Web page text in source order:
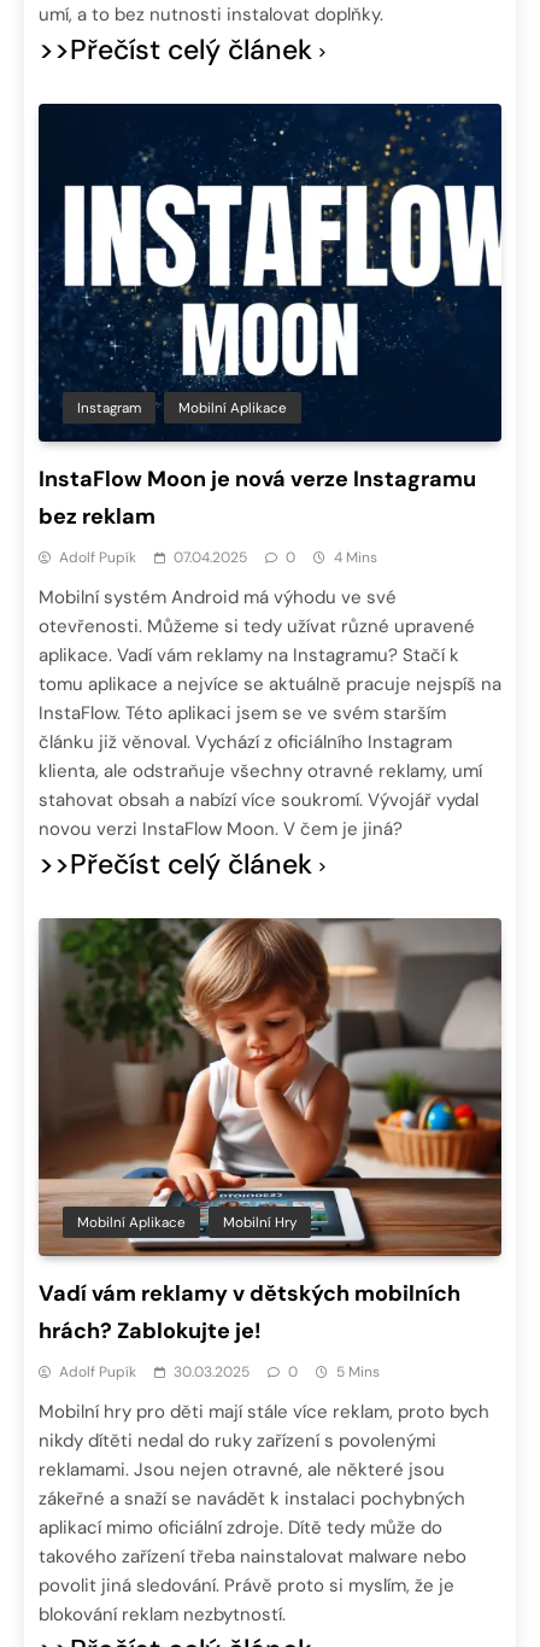
umí, a to bez nutnosti instalovat doplňky.
>>Přečíst celý článek
Instagram Mobilní Aplikace
InstaFlow Moon je nová verze Instagramu
bez reklam
Adolf Pupík 07.04.2025 0 4 Mins
Mobilní systém Android má výhodu ve své
otevřenosti. Můžeme si tedy užívat různé upravené
aplikace. Vadí vám reklamy na Instagramu? Stačí k
tomu aplikace a nejvíce se aktuálně pracuje nejspíš na
InstaFlow. Této aplikaci jsem se ve svém starším
článku již věnoval. Vychází z oficiálního Instagram
klienta, ale odstraňuje všechny otravné reklamy, umí
stahovat obsah a nabízí více soukromí. Vývojář vydal
novou verzi InstaFlow Moon. V čem je jiná?
>>Přečíst celý článek
Mobilní Aplikace Mobilní Hry
Vadí vám reklamy v dětských mobilních
hrách? Zablokujte je!
Adolf Pupík 30.03.2025 0 5 Mins
Mobilní hry pro děti mají stále více reklam, proto bych
nikdy dítěti nedal do ruky zařízení s povolenými
reklamami. Jsou nejen otravné, ale některé jsou
zákeřné a snaží se navádět k instalaci pochybných
aplikací mimo oficiální zdroje. Dítě tedy může do
takového zařízení třeba nainstalovat malware nebo
povolit jiná sledování. Právě proto si myslím, že je
blokování reklam nezbytností.